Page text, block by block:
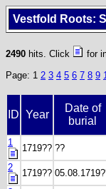
Vestfold Roots:
2490 hits. Click
for
Page: 1 2 3 4 5 6 7 8 9
ID Year
Date of
burial
1
1719?? ??
2
1719??